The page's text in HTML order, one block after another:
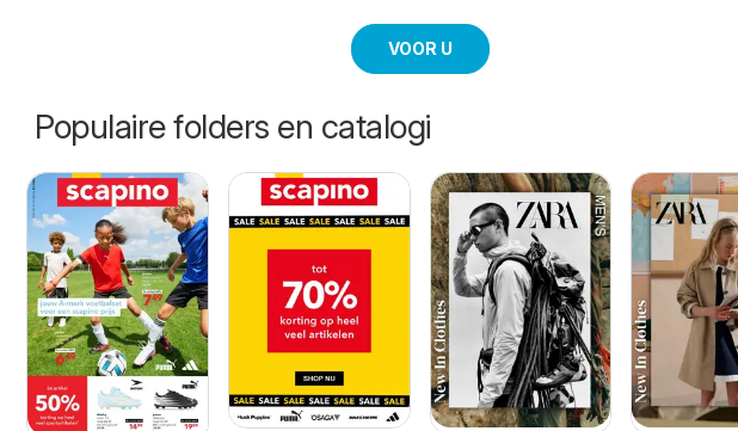
VOOR U
Populaire folders en catalogi